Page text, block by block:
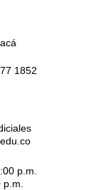
1852
p.m.